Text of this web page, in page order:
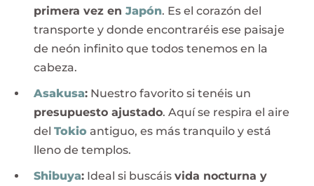
primera vez en Japón. Es el corazón del
transporte y donde encontraréis ese paisaje
de neón infinito que todos tenemos en la
cabeza.
Asakusa: Nuestro favorito si tenéis un
presupuesto ajustado. Aquí se respira el aire
del Tokio antiguo, es más tranquilo y está
lleno de templos.
Shibuya: Ideal si buscáis vida nocturna y